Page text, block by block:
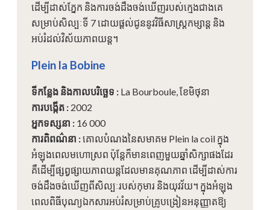
ដើម្បីដាស់ភ្នែក និងការចង់ដឹងចង់ឃើញរបស់ក្មេងជាងគេ
សម្រាប់សិល្បៈទី 7 ដោយផ្តល់ជូននូវវិធីសាស្រ្តកម្សាន្ត និង
អប់រំដល់វិស័យភាពយន្ត។
Plein la Bobine
ទីកន្លែង និងកាលបរិច្ឆេទ : La Bourboule, ខែមិថុនា
ការបង្កើត : 2002
អ្នកទស្សនា : 16 000
ការពិពណ៌នា :គោលបំណងនៃសមាគម Plein la coil ក្នុង
អំឡុងពេលមហោស្រព ប៉ុន្តែក៏មានពេញមួយឆ្នាំសិក្សាផងដែរ
គឺដើម្បីផ្សព្វផ្សាយភាពយន្តដែលមានគុណភាព ដើម្បីដាស់ការ
ចង់ដឹងចង់ឃើញពីសិល្បៈរបស់កុមារ និងយុវវ័យ។ ក្នុងអំឡុង
ពេលពិធីបុណ្យឯកសារអប់រំសម្រាប់គ្រូបង្រៀនអនុញ្ញាតឱ្យ